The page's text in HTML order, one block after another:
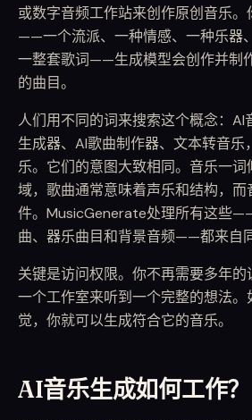
或数字音频工作站来创作原创音乐
——一个流派、一种情感、一种乐器
一整套歌词——生成模型会创作并制
的曲目。
人们用不同的词来搜索这个概念：AI
生成器、AI歌曲制作器、文本转音乐
乐。它们的意图大致相同。音乐一
域，歌曲通常意味着声乐和结构，
件。MusicGenerate处理所有这些
曲、器乐曲目和背景音频——都来自
关键是访问权限。你不再需要多年
一个工作室来听到一个完整的想法
觉，你就可以生成符合它的音乐。
AI音乐生成如何工作？